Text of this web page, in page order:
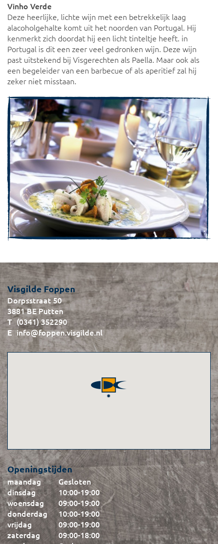
Vinho Verde
Deze heerlijke, lichte wijn met een betrekkelijk laag
alacoholgehalte komt uit het noorden van Portugal. Hij
kenmerkt zich doordat hij een licht tinteltje heeft. in
Portugal is dit een zeer veel gedronken wijn. Deze wijn
past uitstekend bij Visgerechten als Paella. Maar ook als
een begeleider van een barbecue of als aperitief zal hij
zeker niet misstaan.
Visgilde Foppen
Dorpsstraat 50
3881 BE Putten
(0341) 352290
info@foppen.visgilde.nl
Openingstijden
maandag
Gesloten
dinsdag
10:00-19:00
woensdag
09:00-19:00
donderdag
10:00-19:00
vrijdag
09:00-19:00
zaterdag
09:00-18:00